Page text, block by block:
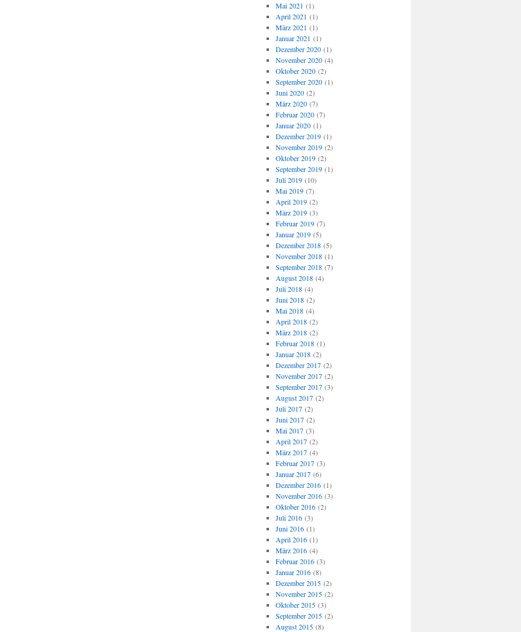
Mai 2021 (1)
April 2021 (1)
März 2021 (1)
Januar 2021 (1)
Dezember 2020(1)
November 2020(4)
Oktober 2020(2)
September 2020(1)
Juni 2020(2)
März 2020(7)
Februar 2020(7)
Januar 2020(1)
Dezember 2019(1)
November 2019(2)
Oktober 2019(2)
September 2019(1)
Juli 2019(10)
Mai 2019(7)
April 2019(2)
März 2019(3)
Februar 2019(7)
Januar 2019(5)
Dezember 2018(5)
November 2018(1)
September 2018(7)
August 2018(4)
Juli 2018(4)
Juni 2018(2)
Mai 2018(4)
April 2018(2)
März 2018(2)
Februar 2018(1)
Januar 2018(2)
Dezember 2017(2)
November 2017(2)
September 2017(3)
August 2017(2)
Juli 2017(2)
Juni 2017(2)
Mai 2017(3)
April 2017(2)
März 2017(4)
Februar 2017(3)
Januar 2017(6)
Dezember 2016(1)
November 2016(3)
Oktober 2016(2)
Juli 2016(3)
Juni 2016(1)
April 2016(1)
März 2016(4)
Februar 2016(3)
Januar 2016(8)
Dezember 2015(2)
November 2015(2)
Oktober 2015(3)
September 2015(2)
August 2015(8)